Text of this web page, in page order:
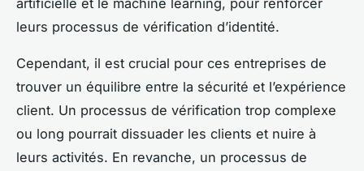
leurs processus de vérification d’identité.
Cependant, il est crucial pour ces entreprises de
trouver un équilibre entre la sécurité et l’expérience
client. Un processus de vérification trop complexe
ou long pourrait dissuader les clients et nuire à
leurs activités. En revanche, un processus de